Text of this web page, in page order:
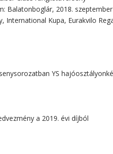
Balatonboglár, 2018.
International Kupa, Eurakvilo
YS
a 2019. évi díjból